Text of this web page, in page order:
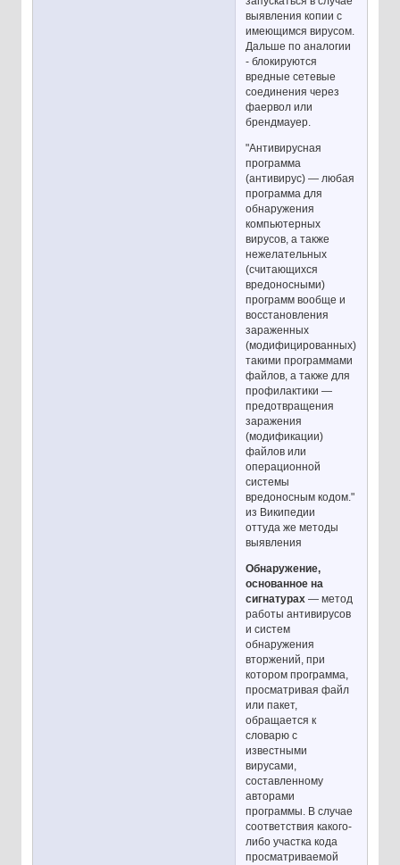
выявления копии с
имеющимся вирусом.
Дальше по аналогии
- блокируются
вредные сетевые
соединения через
фаервол или
брендмауер.
"Антивирусная
программа
(антивирус) — любая
программа для
обнаружения
компьютерных
вирусов, а также
нежелательных
(считающихся
вредоносными)
программ вообще и
восстановления
зараженных
(модифицированных)
такими программами
файлов, а также для
профилактики —
предотвращения
заражения
(модификации)
файлов или
операционной
системы
вредоносным кодом."
из Википедии
оттуда же методы
выявления
Обнаружение,
основанное на
сигнатурах — метод
работы антивирусов
и систем
обнаружения
вторжений, при
котором программа,
просматривая файл
или пакет,
обращается к
словарю с
известными
вирусами,
составленному
авторами
программы. В случае
соответствия какого-
либо участка кода
просматриваемой